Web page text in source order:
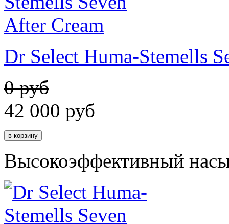
Dr Select Huma-Stemells
0 руб
42 000 руб
Высокоэффективный